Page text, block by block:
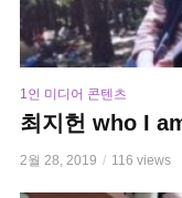
1인 미디어 콘텐츠
최지헌 who I
2월 28, 2019 116 views